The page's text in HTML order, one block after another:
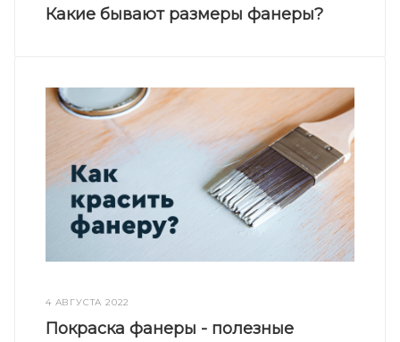
Какие бывают размеры фанеры?
4 АВГУСТА 2022
Покраска фанеры - полезные